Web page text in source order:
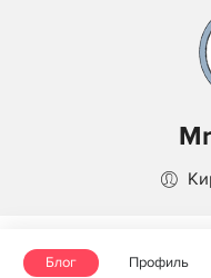
Блог Профиль